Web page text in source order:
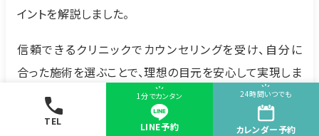
TEL
1分でカンタン
LINE予約
24時間いつでも
カレンダー予約
イントを解説しました。
信頼できるクリニックでカウンセリングを受け、自分に
合った施術を選ぶことで、理想の目元を安心して実現しま
しょう。
「二重整形をしたいけど、種類が多くて自分に合う施術が